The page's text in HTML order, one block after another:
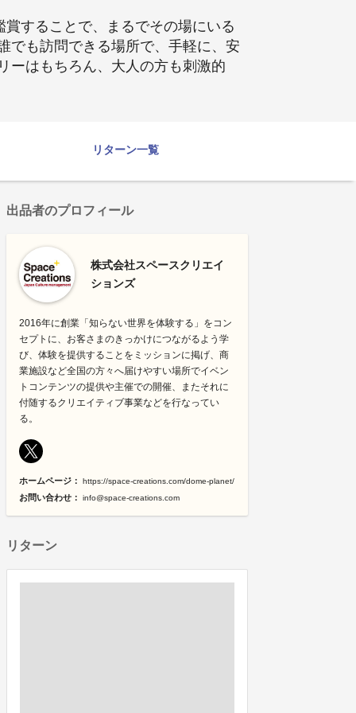
することで、まるでその場にいる
でも訪問できる場所で、手軽に、安
ーはもちろん、大人の方も刺激的
リターン一覧
出品者のプロフィール
株式会社スペースクリエイ
ションズ
2016年に創業「知らない世界を体験する」をコン
セプトに、お客さまのきっかけにつながるよう学
び、体験を提供することをミッションに掲げ、商
業施設など全国の方々へ届けやすい場所でイベン
トコンテンツの提供や主催での開催、またそれに
付随するクリエイティブ事業などを行なってい
る。
ホームページ： https://space-creations.com/dome-planet/
お問い合わせ： info@space-creations.com
リターン